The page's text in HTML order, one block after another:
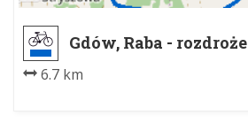
Gdów, Raba - rozdroże
6.7 km